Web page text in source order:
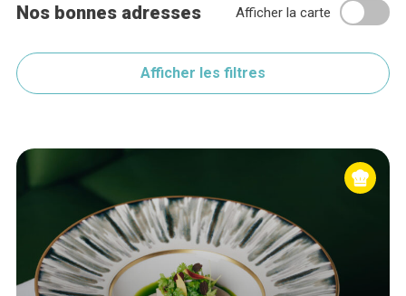
Nos bonnes adresses Afficher la carte
Afficher les filtres